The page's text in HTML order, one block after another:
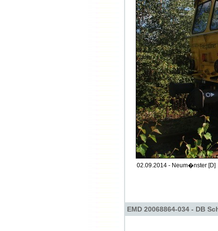
02.09.2014 - Neum�nster [D]
EMD 20068864-034 - DB